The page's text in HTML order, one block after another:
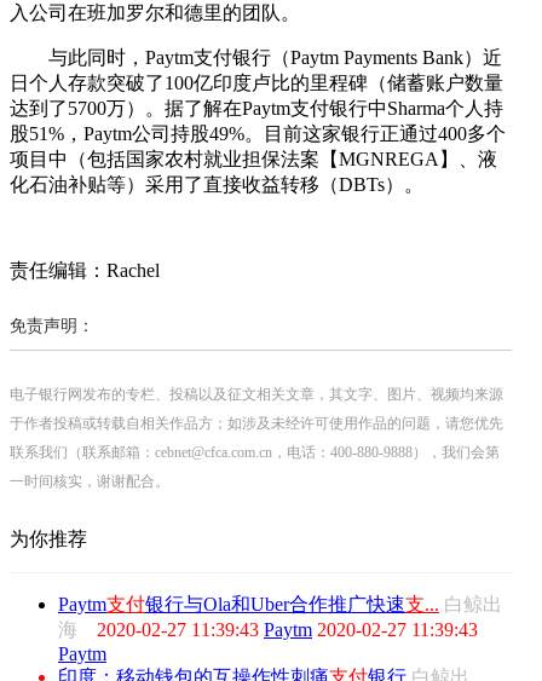
入公司在班加罗尔和德里的团队。
与此同时，Paytm支付银行（Paytm Payments Bank）近
日个人存款突破了100亿印度卢比的里程碑（储蓄账户数量
达到了5700万）。据了解在Paytm支付银行中Sharma个人持
股51%，Paytm公司持股49%。目前这家银行正通过400多个
项目中（包括国家农村就业担保法案【MGNREGA】、液
化石油补贴等）采用了直接收益转移（DBTs）。
责任编辑：Rachel
免责声明：
电子银行网发布的专栏、投稿以及征文相关文章，其文字、图片、视频均来源
于作者投稿或转载自相关作品方；如涉及未经许可使用作品的问题，请您优先
联系我们（联系邮箱：cebnet@cfca.com.cn，电话：400-880-9888），我们会第
一时间核实，谢谢配合。
为你推荐
Paytm支付银行与Ola和Uber合作推广快速支... 白鲸出
海 2020-02-27 11:39:43 Paytm 2020-02-27 11:39:43
Paytm
印度：移动钱包的互操作性刺痛支付银行 白鲸出